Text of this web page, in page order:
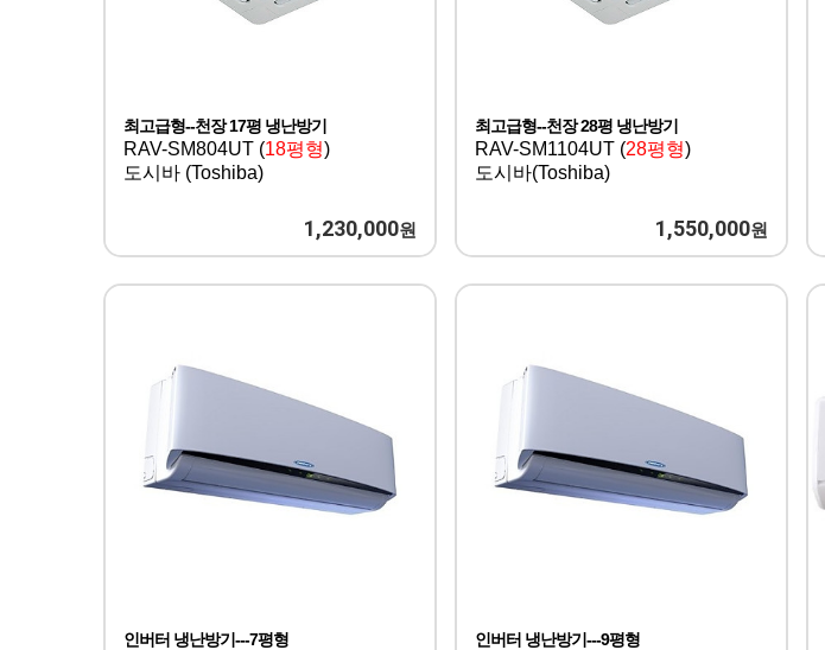
최고급형--천장 17평 냉난방기
RAV-SM804UT (18평형)
도시바 (Toshiba)
1,230,000원
최고급형--천장 28평 냉난방기
RAV-SM1104UT (28평형)
도시바(Toshiba)
1,550,000원
인버터 냉난방기---7평형 인버터 냉난방기---9평형